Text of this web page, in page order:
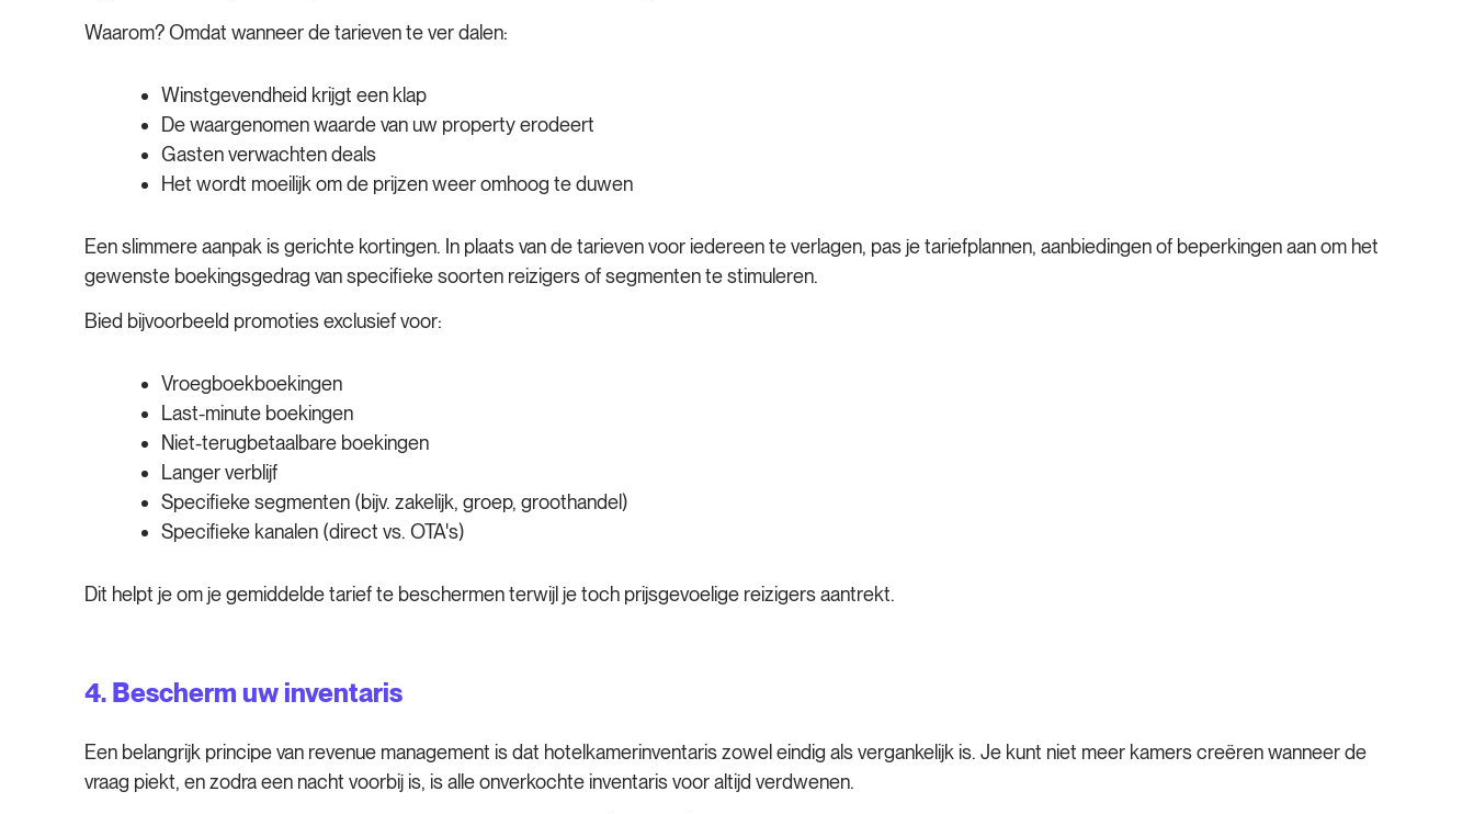
Waarom? Omdat wanneer de tarieven te ver dalen:
Winstgevendheid krijgt een klap
De waargenomen waarde van uw property erodeert
Gasten verwachten deals
Het wordt moeilijk om de prijzen weer omhoog te duwen
Een slimmere aanpak is gerichte kortingen. In plaats van de tarieven voor iedereen te verlagen, pas je tariefplannen, aanbiedingen of beperkingen aan om het
gewenste boekingsgedrag van specifieke soorten reizigers of segmenten te stimuleren.
Bied bijvoorbeeld promoties exclusief voor:
Vroegboekboekingen
Last-minute boekingen
Niet-terugbetaalbare boekingen
Langer verblijf
Specifieke segmenten (bijv. zakelijk, groep, groothandel)
Specifieke kanalen (direct vs. OTA's)
Dit helpt je om je gemiddelde tarief te beschermen terwijl je toch prijsgevoelige reizigers aantrekt.
4. Bescherm uw inventaris
Een belangrijk principe van revenue management is dat hotelkamerinventaris zowel eindig als vergankelijk is. Je kunt niet meer kamers creëren wanneer de
vraag piekt, en zodra een nacht voorbij is, is alle onverkochte inventaris voor altijd verdwenen.